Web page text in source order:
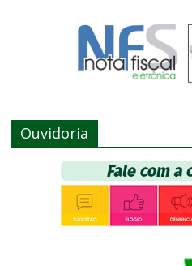
Ouvidoria